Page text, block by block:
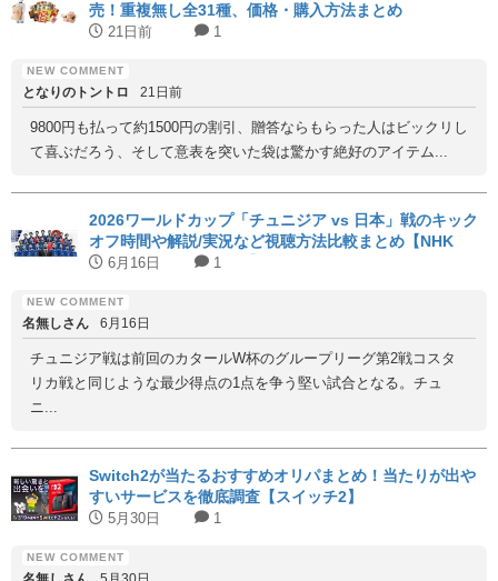
売！重複無し全31種、価格・購入方法まとめ
21日前 1
となりのトントロ 21日前
9800円も払って約1500円の割引、贈答ならもらった人はビックリし
て喜ぶだろう、そして意表を突いた袋は驚かす絶好のアイテム...
2026ワールドカップ「チュニジア vs 日本」戦のキック
オフ時間や解説/実況など視聴方法比較まとめ【NHK
BS1/日テレ/DAZN無料】
6月16日 1
名無しさん 6月16日
チュニジア戦は前回のカタールW杯のグループリーグ第2戦コスタ
リカ戦と同じような最少得点の1点を争う堅い試合となる。チュ
ニ...
Switch2が当たるおすすめオリパまとめ！当たりが出や
すいサービスを徹底調査【スイッチ2】
5月30日 1